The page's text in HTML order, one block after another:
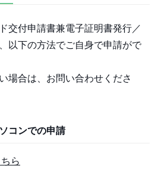
交付申請書兼電子証明書発行／
以下の方法でご自身で申請がで
場合は、お問い合わせくださ
コンでの申請
ら